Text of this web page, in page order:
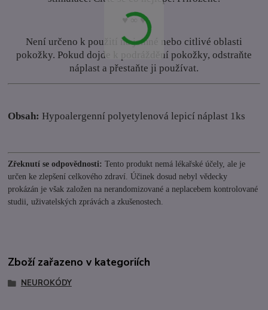
♥ ∞ ♥
Není určeno k použití na jemné nebo citlivé oblasti
pokožky. Pokud dojde k podráždění pokožky, odstraňte
náplast a přestaňte ji používat.
Obsah: Hypoalergenní polyetylenová lepicí náplast 1ks
Zřeknutí se odpovědnosti: Tento produkt nemá lékařské účely, ale je
určen ke zlepšení celkového zdraví. Účinek dosud nebyl vědecky
prokázán je však založen na nerandomizované a neplacebem kontrolované
studii, uživatelských zprávách a zkušenostech.
Zboží zařazeno v kategoriích
NEUROKÓDY